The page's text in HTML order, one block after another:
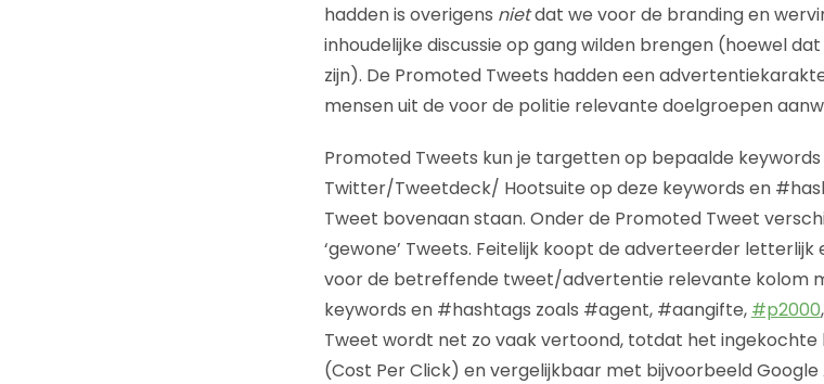
hadden is overigens nietdat we voor de branding en
inhoudelijke discussie op gang wilden brengen (hoewel
zijn). De Promoted Tweets hadden een
mensen uit de voor de politie relevante doelgroepen
Promoted Tweets kun je targetten op bepaalde
Twitter/Tweetdeck/ Hootsuite op deze keywords en
Tweet bovenaan staan. Onder de Promoted Tweet
‘gewone’ Tweets. Feitelijk koopt de adverteerder letterlijk
voor de betreffende tweet/advertentie relevante kolom
keywords en #hashtags zoals #agent, #aangifte, #p2000
Tweet wordt net zo vaak vertoond, totdat het ingekochte
(Cost Per Click) en vergelijkbaar met bijvoorbeeld Google